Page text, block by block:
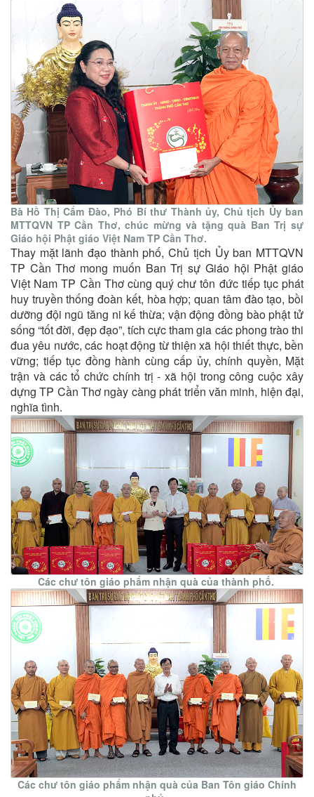
Bà Hồ Thị Cẩm Đào, Phó Bí thư Thành ủy, Chủ tịch Ủy ban
MTTQVN TP Cần Thơ, chúc mừng và tặng quà Ban Trị sự
Giáo hội Phật giáo Việt Nam TP Cần Thơ.
Thay mặt lãnh đạo thành phố, Chủ tịch Ủy ban MTTQVN
TP Cần Thơ mong muốn Ban Trị sự Giáo hội Phật giáo
Việt Nam TP Cần Thơ cùng quý chư tôn đức tiếp tục phát
huy truyền thống đoàn kết, hòa hợp; quan tâm đào tạo, bồi
dưỡng đội ngũ tăng ni kế thừa; vận động đồng bào phật tử
sống “tốt đời, đẹp đạo”, tích cực tham gia các phong trào thi
đua yêu nước, các hoạt động từ thiện xã hội thiết thực, bền
vững; tiếp tục đồng hành cùng cấp ủy, chính quyền, Mặt
trận và các tổ chức chính trị - xã hội trong công cuộc xây
dựng TP Cần Thơ ngày càng phát triển văn minh, hiện đại,
nghĩa tình.
Các chư tôn giáo phẩm nhận quà của thành phố.
Các chư tôn giáo phẩm nhận quà của Ban Tôn giáo Chính